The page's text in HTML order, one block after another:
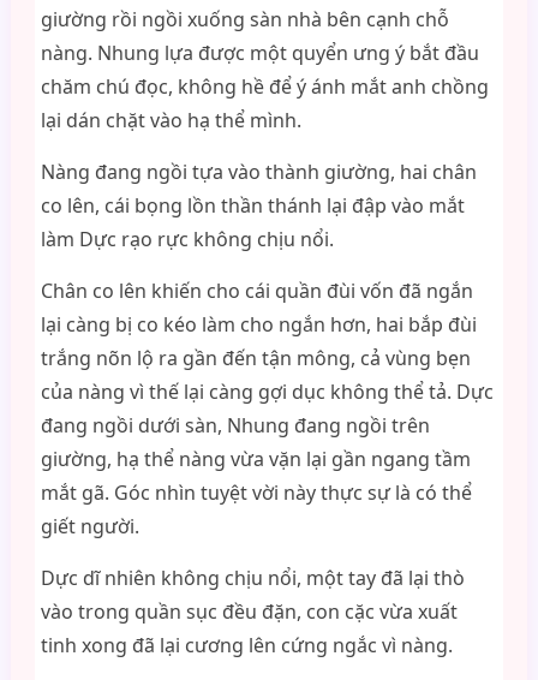
giường rồi ngồi xuống sàn nhà bên cạnh chỗ
nàng. Nhung lựa được một quyển ưng ý bắt đầu
chăm chú đọc, không hề để ý ánh mắt anh chồng
lại dán chặt vào hạ thể mình.
Nàng đang ngồi tựa vào thành giường, hai chân
co lên, cái bọng lồn thần thánh lại đập vào mắt
làm Dực rạo rực không chịu nổi.
Chân co lên khiến cho cái quần đùi vốn đã ngắn
lại càng bị co kéo làm cho ngắn hơn, hai bắp đùi
trắng nõn lộ ra gần đến tận mông, cả vùng bẹn
của nàng vì thế lại càng gợi dục không thể tả. Dực
đang ngồi dưới sàn, Nhung đang ngồi trên
giường, hạ thể nàng vừa vặn lại gần ngang tầm
mắt gã. Góc nhìn tuyệt vời này thực sự là có thể
giết người.
Dực dĩ nhiên không chịu nổi, một tay đã lại thò
vào trong quần sục đều đặn, con cặc vừa xuất
tinh xong đã lại cương lên cứng ngắc vì nàng.